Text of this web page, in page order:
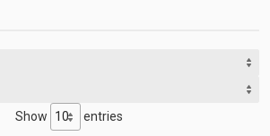
Show
entries